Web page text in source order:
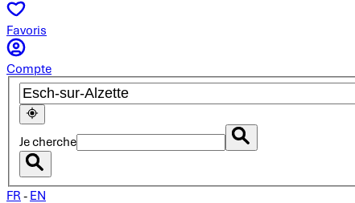
Favoris
Compte
Je cherche
FR - EN